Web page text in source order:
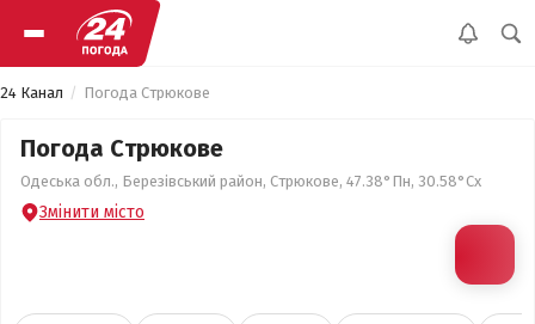
24 Канал Погода Стрюкове
Погода Стрюкове
Одеська обл., Березівський район, Стрюкове, 47.38°Пн, 30.58°Сх
Змінити місто